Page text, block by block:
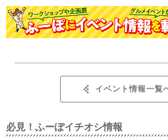
イベント情報一覧
必見！ふーぽイチオシ情報